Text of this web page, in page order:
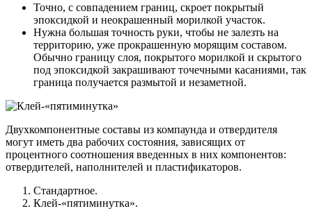
Точно, с совпадением границ, скроет покрытый
эпоксидкой и неокрашенный морилкой участок.
Нужна большая точность руки, чтобы не залезть на
территорию, уже прокрашенную морящим составом.
Обычно границу слоя, покрытого морилкой и скрытого
под эпоксидкой закрашивают точечными касаниями, так
граница получается размытой и незаметной.
Двухкомпонентные составы из компаунда и отвердителя
могут иметь два рабочих состояния, зависящих от
процентного соотношения введенных в них компонентов:
отвердителей, наполнителей и пластификаторов.
Стандартное.
Клей-«пятиминутка».